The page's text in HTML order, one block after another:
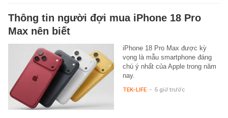
Thông tin người đợi mua iPhone 18 Pro
Max nên biết
iPhone 18 Pro Max được kỳ
vọng là mẫu smartphone đáng
chú ý nhất của Apple trong năm
nay.
TEK-LIFE - 5 giờ trước